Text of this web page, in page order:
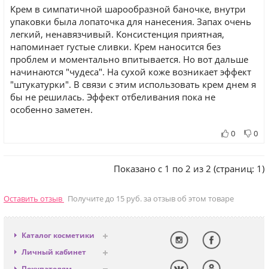
Крем в симпатичной шарообразной баночке, внутри
упаковки была лопаточка для нанесения. Запах очень
легкий, ненавязчивый. Консистенция приятная,
напоминает густые сливки. Крем наносится без
проблем и моментально впитывается. Но вот дальше
начинаются "чудеса". На сухой коже возникает эффект
"штукатурки". В связи с этим использовать крем днем я
бы не решилась. Эффект отбеливания пока не
особенно заметен.
0 0
Показано с 1 по 2 из 2 (страниц: 1)
Оставить отзыв Получите до 15 руб. за отзыв об этом товаре
Каталог косметики
Антивозрастная
Декоративная
Личный кабинет